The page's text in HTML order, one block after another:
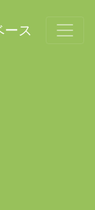
ース